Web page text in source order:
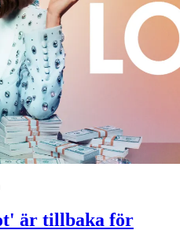
är tillbaka för